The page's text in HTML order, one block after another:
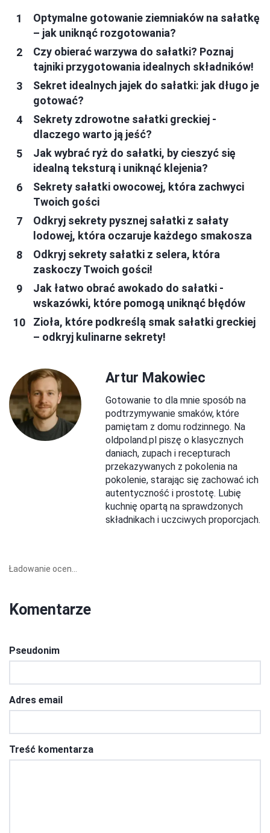
Optymalne gotowanie ziemniaków na sałatkę
– jak uniknąć rozgotowania?
Czy obierać warzywa do sałatki? Poznaj
tajniki przygotowania idealnych składników!
Sekret idealnych jajek do sałatki: jak długo je
gotować?
Sekrety zdrowotne sałatki greckiej -
dlaczego warto ją jeść?
Jak wybrać ryż do sałatki, by cieszyć się
idealną teksturą i uniknąć klejenia?
Sekrety sałatki owocowej, która zachwyci
Twoich gości
Odkryj sekrety pysznej sałatki z sałaty
lodowej, która oczaruje każdego smakosza
Odkryj sekrety sałatki z selera, która
zaskoczy Twoich gości!
Jak łatwo obrać awokado do sałatki -
wskazówki, które pomogą uniknąć błędów
Zioła, które podkreślą smak sałatki greckiej
– odkryj kulinarne sekrety!
Artur Makowiec
Gotowanie to dla mnie sposób na
podtrzymywanie smaków, które
pamiętam z domu rodzinnego. Na
oldpoland.pl piszę o klasycznych
daniach, zupach i recepturach
przekazywanych z pokolenia na
pokolenie, starając się zachować ich
autentyczność i prostotę. Lubię
kuchnię opartą na sprawdzonych
składnikach i uczciwych proporcjach.
Ładowanie ocen...
Komentarze
Pseudonim
Adres email
Treść komentarza